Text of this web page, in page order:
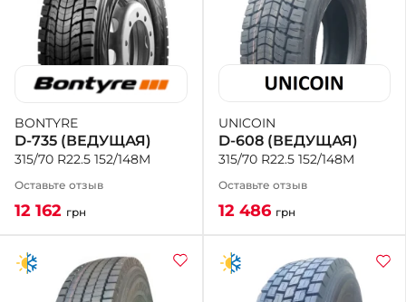
BONTYRE
D-735 (ВЕДУЩАЯ)
315/70 R22.5 152/148M
Оставьте отзыв
12 162 грн
UNICOIN
D-608 (ВЕДУЩАЯ)
315/70 R22.5 152/148M
Оставьте отзыв
12 486 грн